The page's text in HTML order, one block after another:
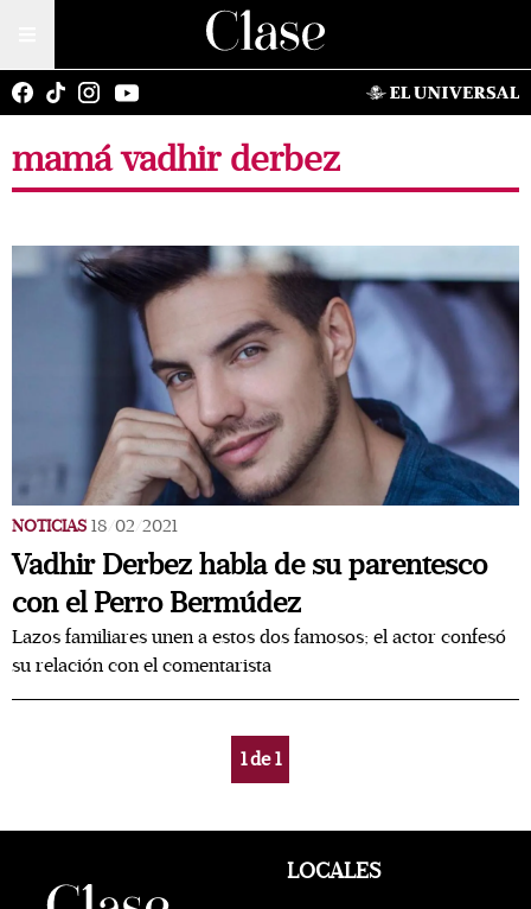
mamá vadhir derbez
NOTICIAS 18/02/2021
Vadhir Derbez habla de su parentesco
con el Perro Bermúdez
Lazos familiares unen a estos dos famosos; el actor confesó
su relación con el comentarista
1de1
LOCALES